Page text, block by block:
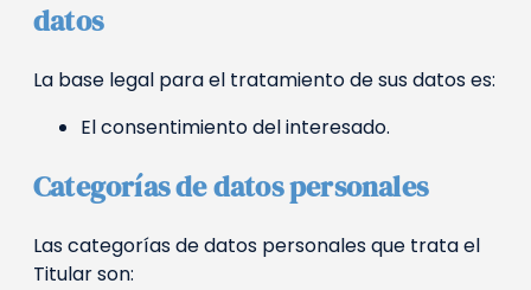
datos
La base legal para el tratamiento de sus datos es:
El consentimiento del interesado.
Categorías de datos personales
Las categorías de datos personales que trata el
Titular son: